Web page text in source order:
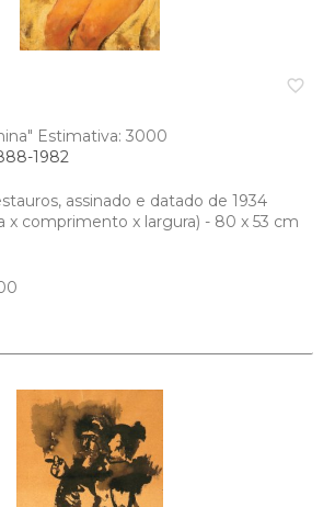
favorite_border
Estimativa: 3000
1982
assinado e datado de 1934
x comprimento x largura) - 80 x 53 cm